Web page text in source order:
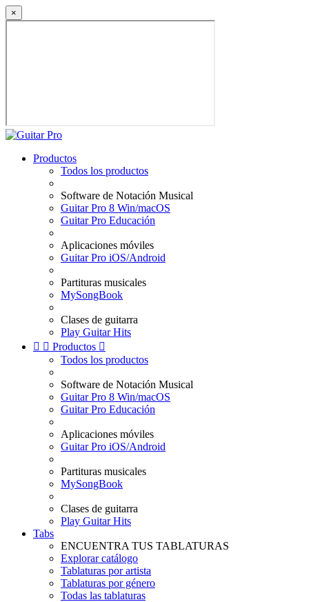
×
Productos
Todos los productos
Software de Notación Musical
Guitar Pro 8 Win/macOS
Guitar Pro Educación
Aplicaciones móviles
Guitar Pro iOS/Android
Partituras musicales
MySongBook
Clases de guitarra
Play Guitar Hits
  Productos 
Todos los productos
Software de Notación Musical
Guitar Pro 8 Win/macOS
Guitar Pro Educación
Aplicaciones móviles
Guitar Pro iOS/Android
Partituras musicales
MySongBook
Clases de guitarra
Play Guitar Hits
Tabs
ENCUENTRA TUS TABLATURAS
Explorar catálogo
Tablaturas por artista
Tablaturas por género
Todas las tablaturas